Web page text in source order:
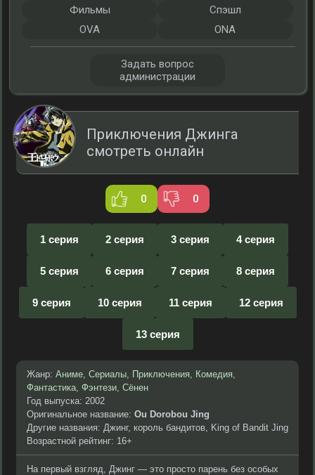
Приключения Джинга
смотреть онлайн
0 0
1 серия 2 серия 3 серия 4 серия
5 серия 6 серия 7 серия 8 серия
9 серия 10 серия 11 серия 12 серия
13 серия
Жанр: Аниме, Сериалы, Приключения, Комедия,
Фантастика, Фэнтези, Сёнен
Год выпуска: 2002
Оригинальное название: Ou Dorobou Jing
Другие названия: Джинг, король бандитов, King of Bandit Jing
Возрастной рейтинг: 16+
На первый взгляд, Джинг — это просто парень без особых
Фильмы
Спэшл
OVA
ONA
Задать вопрос
администрации